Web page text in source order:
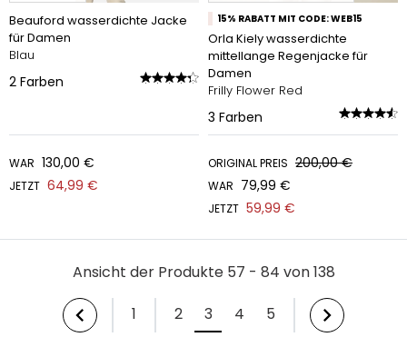
Beauford wasserdichte Jacke
für Damen
Blau
2 Farben
WAR 130,00 €
JETZT 64,99 €
15% RABATT MIT CODE: WEB15
Orla Kiely wasserdichte
mittellange Regenjacke für
Damen
Frilly Flower Red
3 Farben
ORIGINAL PREIS 200,00 €
WAR 79,99 €
JETZT 59,99 €
Ansicht der Produkte 57 - 84 von 138
1
2 3 4 5